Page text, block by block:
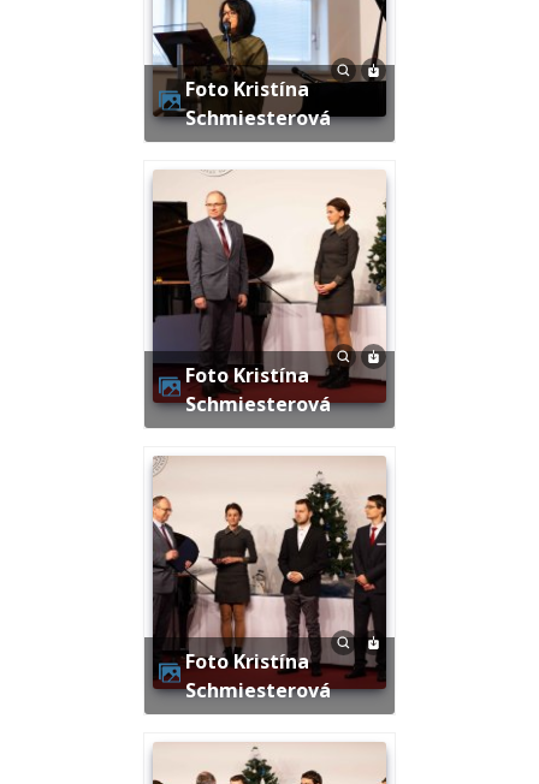
Foto Kristína
Schmiesterová
Foto Kristína
Schmiesterová
Foto Kristína
Schmiesterová